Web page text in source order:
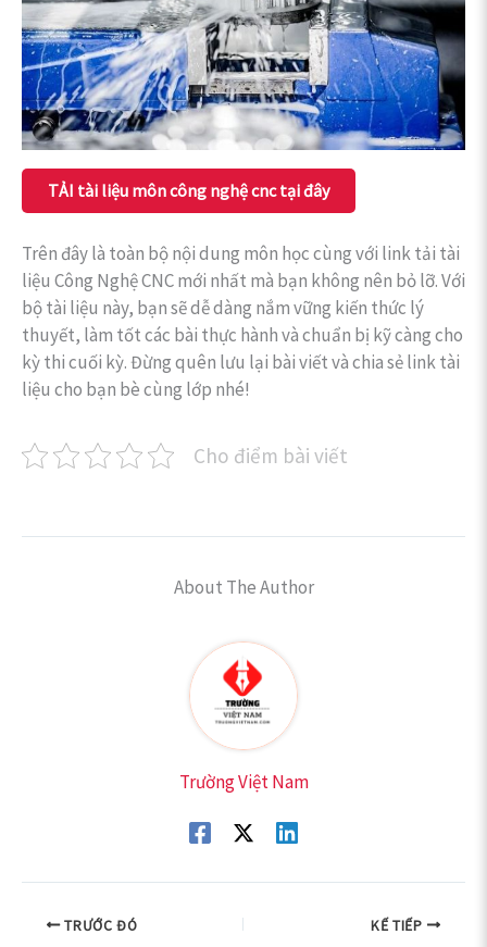
TẢI tài liệu môn công nghệ cnc tại đây
Trên đây là toàn bộ nội dung môn học cùng với link tải tài
liệu Công Nghệ CNC mới nhất mà bạn không nên bỏ lỡ. Với
bộ tài liệu này, bạn sẽ dễ dàng nắm vững kiến thức lý
thuyết, làm tốt các bài thực hành và chuẩn bị kỹ càng cho
kỳ thi cuối kỳ. Đừng quên lưu lại bài viết và chia sẻ link tài
liệu cho bạn bè cùng lớp nhé!
Cho điểm bài viết
About The Author
Trường Việt Nam
TRƯỚC ĐÓ KẾ TIẾP